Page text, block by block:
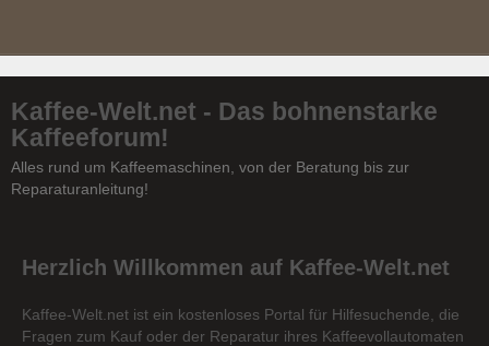
Kaffee-Welt.net - Das bohnenstarke
Kaffeeforum!
Alles rund um Kaffeemaschinen, von der Beratung bis zur
Reparaturanleitung!
Herzlich Willkommen auf Kaffee-Welt.net
Kaffee-Welt.net ist ein kostenloses Portal für Hilfesuchende, die
Fragen zum Kauf oder der Reparatur ihres Kaffeevollautomaten